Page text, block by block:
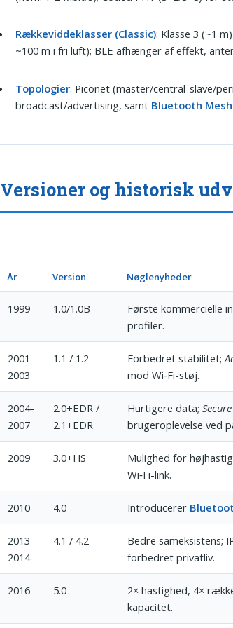
Rækkeviddeklasser (Classic): Klasse 3 (~1
~100 m i fri luft); BLE afhænger af effekt,
Topologier: Piconet (master/central-slave/
broadcast/advertising, samt Bluetooth Mesh
Versioner og historisk
År Version Nøglenyheder
1999 1.0/1.0B
Første kommercielle
profiler.
2001-
2003
1.1 / 1.2 Forbedret stabilitet;
mod Wi‑Fi-støj.
2004-
2007
2.0+EDR /
2.1+EDR
Hurtigere data;
brugeroplevelse ved
2009 3.0+HS
Mulighed for
Wi‑Fi-link.
2010 4.0 Introducerer
2013-
2014
4.1 / 4.2
Bedre sameksistens;
forbedret privatliv.
2016 5.0
2× hastighed, 4×
kapacitet.